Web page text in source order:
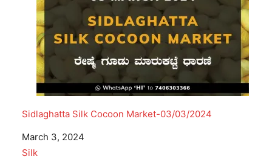
Sidlaghatta Silk Cocoon Market-03/03/2024
Date
March 3, 2024
In relation to
Silk